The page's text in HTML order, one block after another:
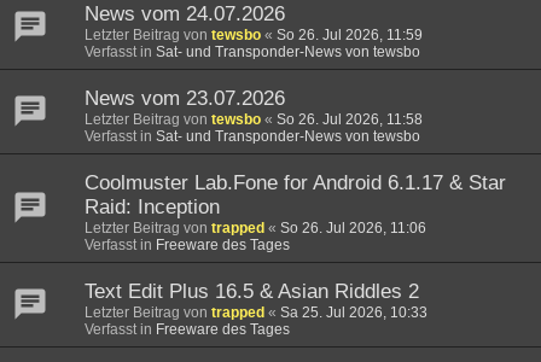
News vom 24.07.2026
Letzter Beitrag von tewsbo « So 26. Jul 2026, 11:59
Verfasst in Sat- und Transponder-News von tewsbo
News vom 23.07.2026
Letzter Beitrag von tewsbo « So 26. Jul 2026, 11:58
Verfasst in Sat- und Transponder-News von tewsbo
Coolmuster Lab.Fone for Android 6.1.17 & Star
Raid: Inception
Letzter Beitrag von trapped « So 26. Jul 2026, 11:06
Verfasst in Freeware des Tages
Text Edit Plus 16.5 & Asian Riddles 2
Letzter Beitrag von trapped « Sa 25. Jul 2026, 10:33
Verfasst in Freeware des Tages